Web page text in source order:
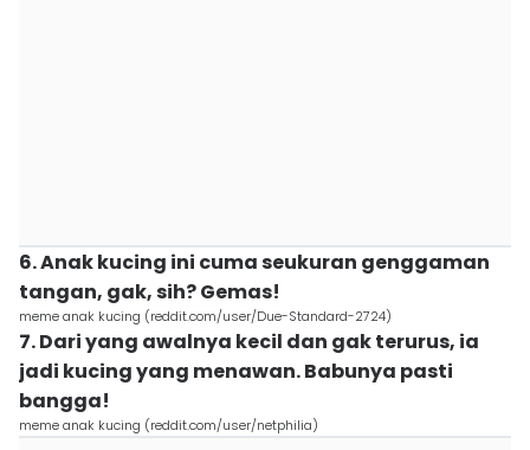
6. Anak kucing ini cuma seukuran genggaman
tangan, gak, sih? Gemas!
meme anak kucing (reddit.com/user/Due-Standard-2724)
7. Dari yang awalnya kecil dan gak terurus, ia
jadi kucing yang menawan. Babunya pasti
bangga!
meme anak kucing (reddit.com/user/netphilia)